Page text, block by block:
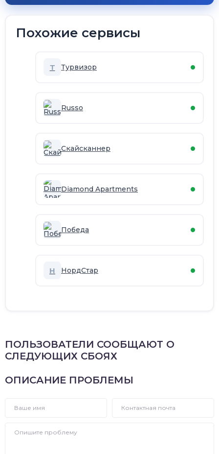
Похожие сервисы
Т Турвизор
Russo
Скайсканнер
Diamond Apartments
Победа
Н НордСтар
ПОЛЬЗОВАТЕЛИ СООБЩАЮТ О
СЛЕДУЮЩИХ СБОЯХ
ОПИСАНИЕ ПРОБЛЕМЫ